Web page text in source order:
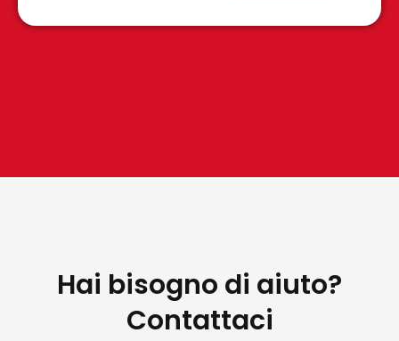
L’innovativo sistema di
Hai bisogno di aiuto?
Contattaci